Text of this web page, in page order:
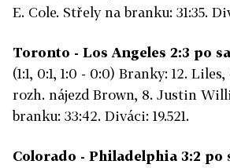
E. Cole. Střely na branku: 31:35.
Toronto - Los Angeles 2:3 po
(1:1, 0:1, 1:0 - 0:0) Branky: 12.
rozh. nájezd Brown, 8. Justin
branku: 33:42. Diváci: 19.521.
Colorado - Philadelphia 3:2 po